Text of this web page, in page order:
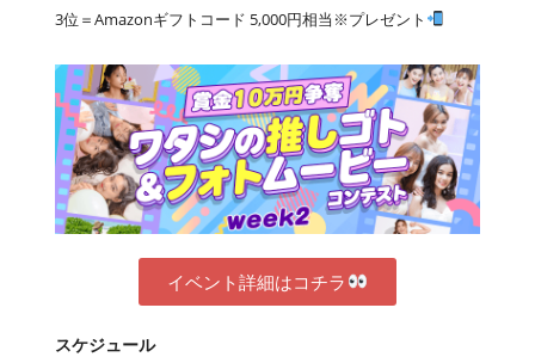
3位＝Amazonギフトコード 5,000円相当※プレゼント
イベント詳細はコチラ
スケジュール